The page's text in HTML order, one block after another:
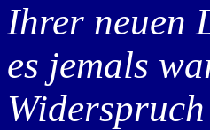
Ihrer neuen
es jemals